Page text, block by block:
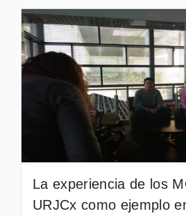
La experiencia de los
URJCx como ejemplo